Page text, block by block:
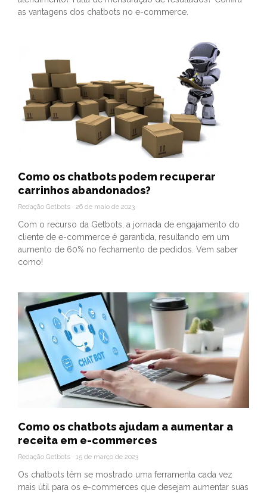
as vantagens dos chatbots no e-commerce.
Como os chatbots podem recuperar
carrinhos abandonados?
Redação Getbots 26 de maio de 2023
Com o recurso da Getbots, a jornada de engajamento do
cliente de e-commerce é garantida, resultando em um
aumento de 60% no fechamento de pedidos. Vem saber
como!
Como os chatbots ajudam a aumentar a
receita em e-commerces
Redação Getbots 15 de março de 2023
Os chatbots têm se mostrado uma ferramenta cada vez
mais útil para os e-commerces que desejam aumentar suas